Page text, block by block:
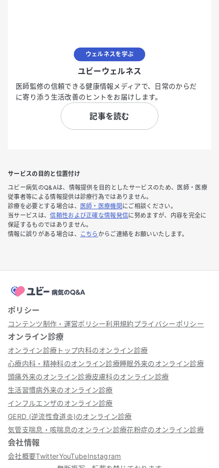
ウェルネスを学ぶ
ユビーウェルネス
医師監修の信頼できる健康情報メディアで、日常のからだ
に寄り添う生活改善のヒントをお届けします。
記事を読む
サービスの目的と位置付け
ユビー病気のQ&Aは、情報提供を目的としたサービスのため、医師・医療
従事者等による情報提供は診療行為ではありません。
診療を必要とする場合は、
医師・医療機関 にご相談ください。
当サービスは、信頼性および正確な情報発信に努めますが、内容を完全に
保証するものではありません。
情報に誤りがある場合は、
こちら からご連絡をお願いいたします。
ポリシー
コンテンツ制作・運営ポリシー利用規約プライバシーポリシー
オンライン診療
オンライン診療トップ内科のオンライン診療
心療内科・精神科のオンライン診療睡眠外来のオンライン診療
頭痛外来のオンライン診療皮膚科のオンライン診療
生活習慣病外来のオンライン診療
インフルエンザのオンライン診療
GERD (逆流性食道炎)のオンライン診療
気管支喘息・咳喘息のオンライン診療花粉症のオンライン診療
会社情報
会社概要TwitterYouTubeInstagram